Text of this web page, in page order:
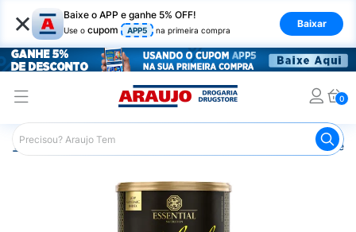
× Baixe o APP e ganhe 5% OFF!
Use o cupom APP5 na primeira compra
Baixar
0
Araujo Nutrição Saudável Adoçantes